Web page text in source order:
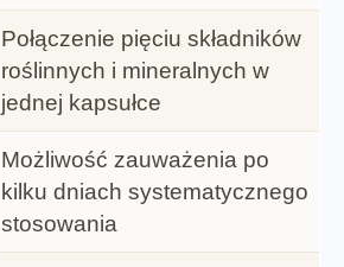
Połączenie pięciu składników
roślinnych i mineralnych w
jednej kapsułce
Możliwość zauważenia po
kilku dniach systematycznego
stosowania